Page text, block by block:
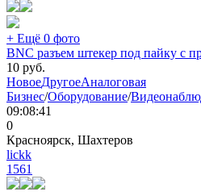
+ Ещё 0 фото
BNC разъем штекер под пайку с
10 руб.
НовоеДругоеАналоговая
Бизнес/Оборудование/
09:08:41
0
Красноярск, Шахтеров
lickk
1561